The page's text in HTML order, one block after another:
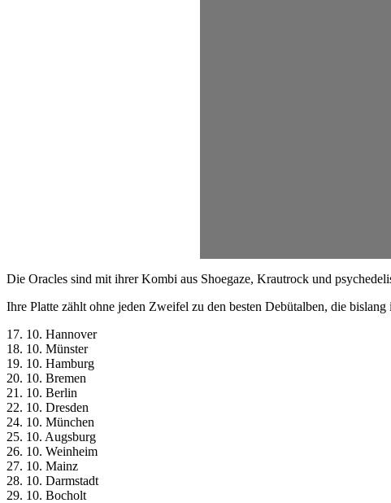
Die Oracles sind mit ihrer Kombi aus Shoegaze, Krautrock und
Ihre Platte zählt ohne jeden Zweifel zu den besten Debütalben, die
17. 10. Hannover
18. 10. Münster
19. 10. Hamburg
20. 10. Bremen
21. 10. Berlin
22. 10. Dresden
24. 10. München
25. 10. Augsburg
26. 10. Weinheim
27. 10. Mainz
28. 10. Darmstadt
29. 10. Bocholt